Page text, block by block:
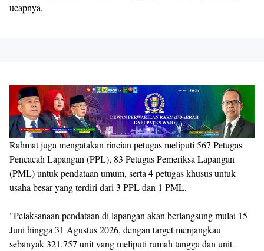
ucapnya.
Rahmat juga mengatakan rincian petugas meliputi 567 Petugas
Pencacah Lapangan (PPL), 83 Petugas Pemeriksa Lapangan
(PML) untuk pendataan umum, serta 4 petugas khusus untuk
usaha besar yang terdiri dari 3 PPL dan 1 PML.
"Pelaksanaan pendataan di lapangan akan berlangsung mulai 15
Juni hingga 31 Agustus 2026, dengan target menjangkau
sebanyak 321.757 unit yang meliputi rumah tangga dan unit